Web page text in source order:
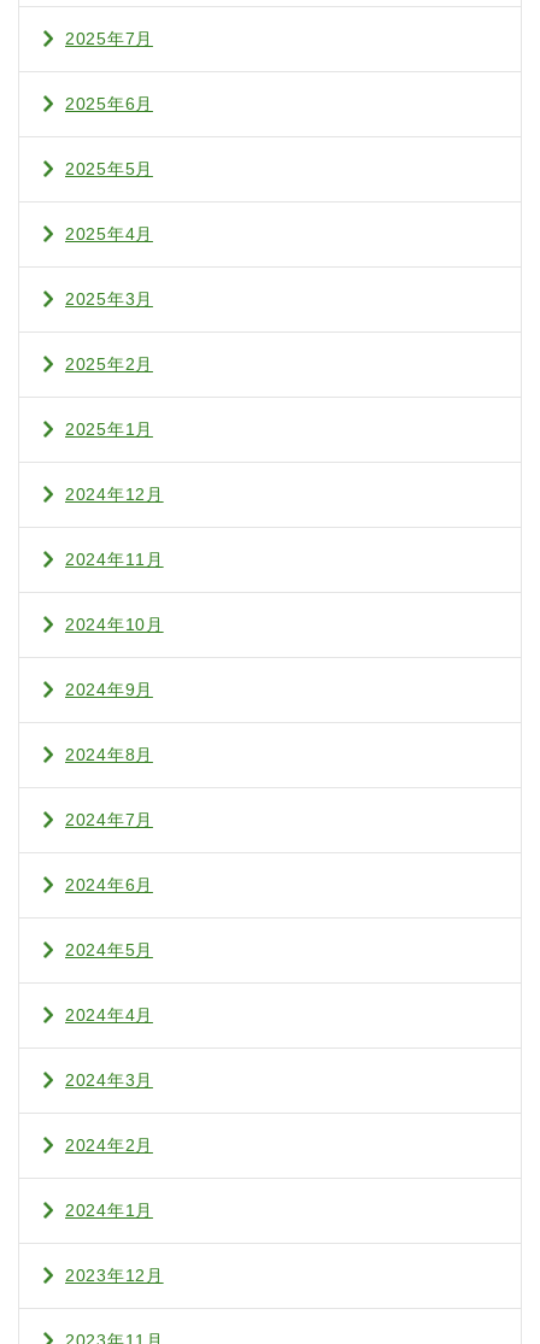
2025年7月
2025年6月
2025年5月
2025年4月
2025年3月
2025年2月
2025年1月
2024年12月
2024年11月
2024年10月
2024年9月
2024年8月
2024年7月
2024年6月
2024年5月
2024年4月
2024年3月
2024年2月
2024年1月
2023年12月